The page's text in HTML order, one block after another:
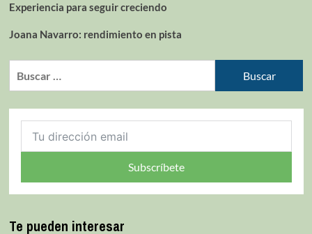
Experiencia para seguir creciendo
Joana Navarro: rendimiento en pista
Subscríbete
Te pueden interesar